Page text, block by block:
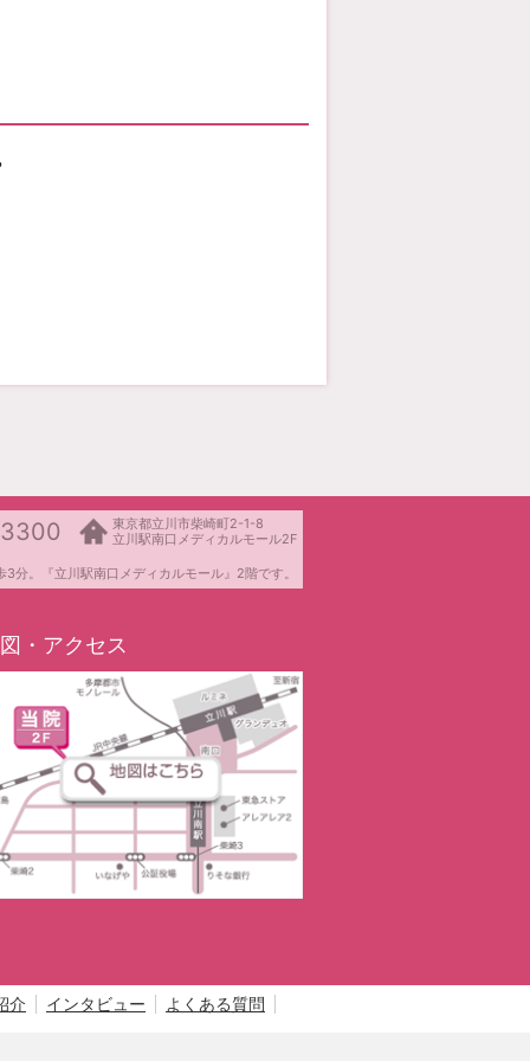
東京都立川市柴崎町2-1-8
立川駅南口メディカルモール2F
分。『立川駅南口メディカルモール』2階です。
・アクセス
介 インタビュー よくある質問